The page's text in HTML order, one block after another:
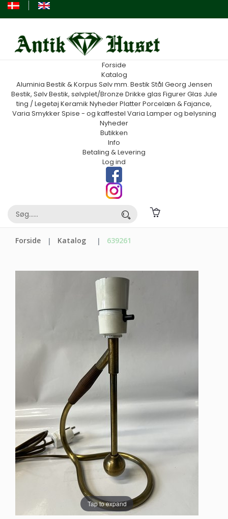
Forside
Katalog
Aluminia Bestik & Korpus Sølv mm. Bestik Stål Georg Jensen
Bestik, SølvBestik, sølvplet/Bronze Drikke glas FigurerGlas Jule
ting / Legetøj Keramik NyhederPlatterPorcelæn & Fajance,
Varia SmykkerSpise - og kaffestel Varia Lamper og belysning
Nyheder
Butikken
Info
Betaling & Levering
Log ind
Forside Katalog 639261
Tap to expand